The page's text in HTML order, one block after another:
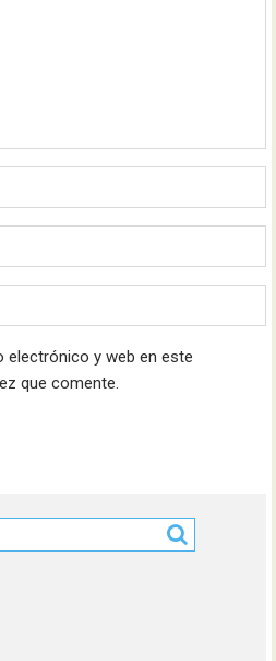
electrónico y web en este
que comente.